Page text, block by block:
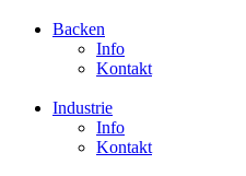
Backen
Info
Kontakt
Industrie
Info
Kontakt